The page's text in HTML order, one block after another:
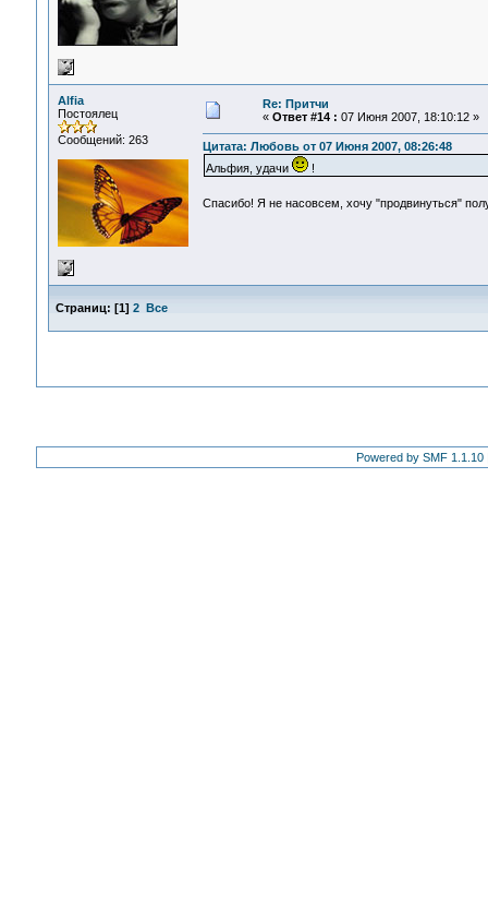
Alfia
Постоялец
Сообщений: 263
Re: Притчи
« Ответ #14 : 07 Июня 2007, 18:10:12 »
Цитата: Любовь от 07 Июня 2007, 08:26:48
Альфия, удачи
!
Спасибо! Я не насовсем, хочу "продвинуться"
Страниц: [1] 2 Все
Powered by SMF 1.1.10